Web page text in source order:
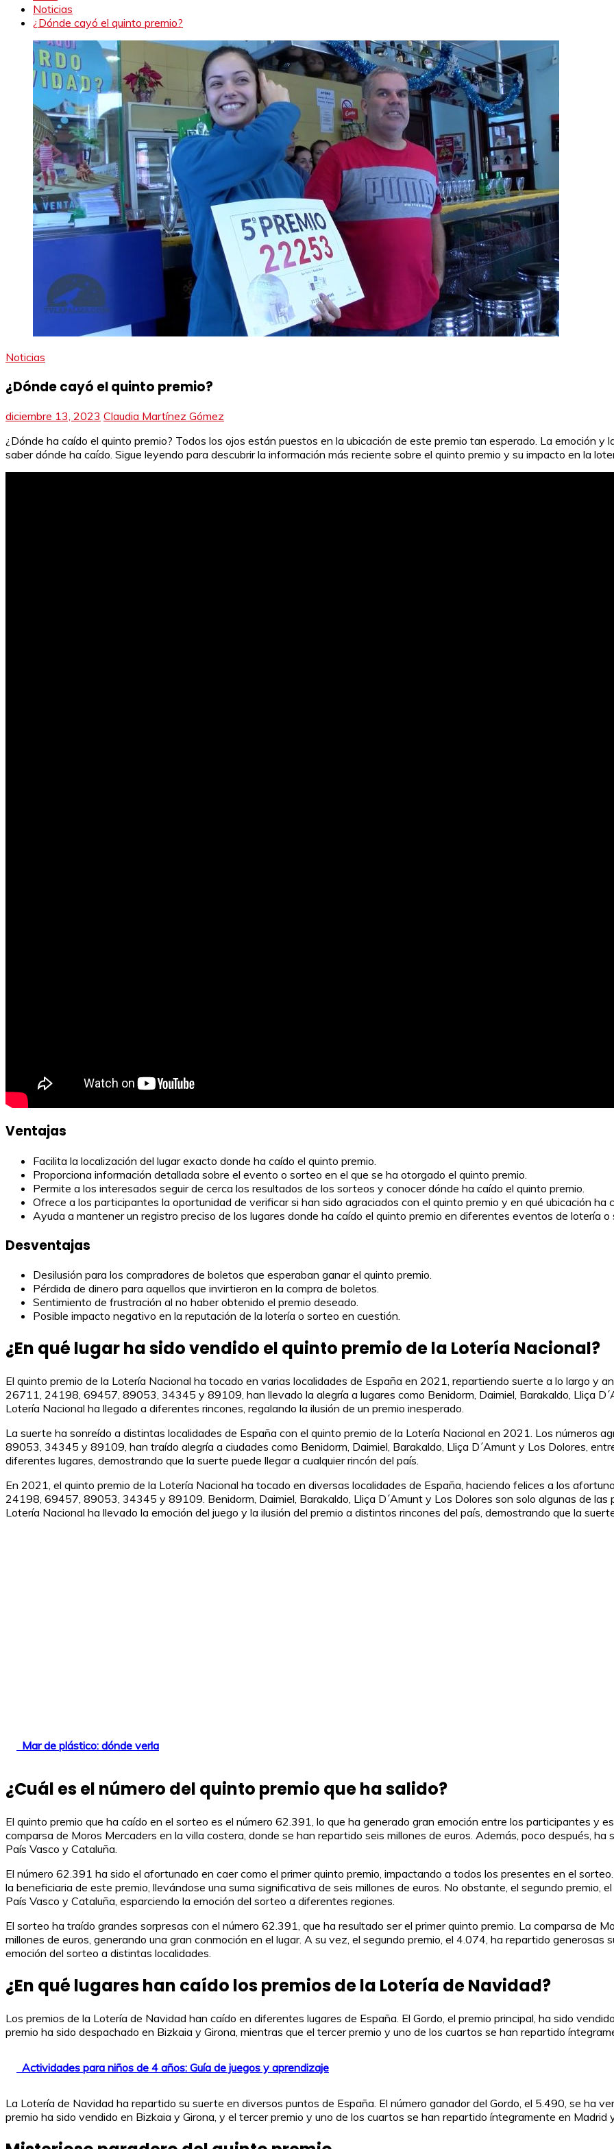
Noticias
¿Dónde cayó el quinto premio?
Noticias
¿Dónde cayó el quinto premio?
diciembre 13, 2023 Claudia Martínez Gómez
¿Dónde ha caído el quinto premio? Todos los ojos están puestos en la ubicación de este premio tan esperado. La emoción
saber dónde ha caído. Sigue leyendo para descubrir la información más reciente sobre el quinto premio y su impacto en la
Ventajas
Facilita la localización del lugar exacto donde ha caído el quinto premio.
Proporciona información detallada sobre el evento o sorteo en el que se ha otorgado el quinto premio.
Permite a los interesados seguir de cerca los resultados de los sorteos y conocer dónde ha caído el quinto premio.
Ofrece a los participantes la oportunidad de verificar si han sido agraciados con el quinto premio y en qué ubicación ha
Ayuda a mantener un registro preciso de los lugares donde ha caído el quinto premio en diferentes eventos de lotería o
Desventajas
Desilusión para los compradores de boletos que esperaban ganar el quinto premio.
Pérdida de dinero para aquellos que invirtieron en la compra de boletos.
Sentimiento de frustración al no haber obtenido el premio deseado.
Posible impacto negativo en la reputación de la lotería o sorteo en cuestión.
¿En qué lugar ha sido vendido el quinto premio de la Lotería Nacional?
El quinto premio de la Lotería Nacional ha tocado en varias localidades de España en 2021, repartiendo suerte a lo largo y
26711, 24198, 69457, 89053, 34345 y 89109, han llevado la alegría a lugares como Benidorm, Daimiel, Barakaldo, Lliça
Lotería Nacional ha llegado a diferentes rincones, regalando la ilusión de un premio inesperado.
La suerte ha sonreído a distintas localidades de España con el quinto premio de la Lotería Nacional en 2021. Los
89053, 34345 y 89109, han traído alegría a ciudades como Benidorm, Daimiel, Barakaldo, Lliça D´Amunt y Los Dolores,
diferentes lugares, demostrando que la suerte puede llegar a cualquier rincón del país.
En 2021, el quinto premio de la Lotería Nacional ha tocado en diversas localidades de España, haciendo felices a los
24198, 69457, 89053, 34345 y 89109. Benidorm, Daimiel, Barakaldo, Lliça D´Amunt y Los Dolores son solo algunas de las
Lotería Nacional ha llevado la emoción del juego y la ilusión del premio a distintos rincones del país, demostrando que la
Mar de plástico: dónde verla
¿Cuál es el número del quinto premio que ha salido?
El quinto premio que ha caído en el sorteo es el número 62.391, lo que ha generado gran emoción entre los participantes y
comparsa de Moros Mercaders en la villa costera, donde se han repartido seis millones de euros. Además, poco después,
País Vasco y Cataluña.
El número 62.391 ha sido el afortunado en caer como el primer quinto premio, impactando a todos los presentes en el
la beneficiaria de este premio, llevándose una suma significativa de seis millones de euros. No obstante, el segundo premio,
País Vasco y Cataluña, esparciendo la emoción del sorteo a diferentes regiones.
El sorteo ha traído grandes sorpresas con el número 62.391, que ha resultado ser el primer quinto premio. La comparsa de
millones de euros, generando una gran conmoción en el lugar. A su vez, el segundo premio, el 4.074, ha repartido
emoción del sorteo a distintas localidades.
¿En qué lugares han caído los premios de la Lotería de Navidad?
Los premios de la Lotería de Navidad han caído en diferentes lugares de España. El Gordo, el premio principal, ha sido
premio ha sido despachado en Bizkaia y Girona, mientras que el tercer premio y uno de los cuartos se han repartido
Actividades para niños de 4 años: Guía de juegos y aprendizaje
La Lotería de Navidad ha repartido su suerte en diversos puntos de España. El número ganador del Gordo, el 5.490, se ha
premio ha sido vendido en Bizkaia y Girona, y el tercer premio y uno de los cuartos se han repartido íntegramente en Madrid